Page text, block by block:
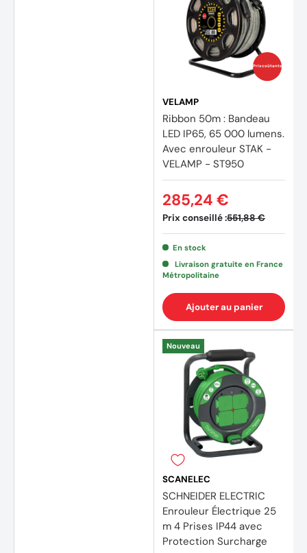
(1
Prix coûtants
VELAMP
Ribbon 50m : Bandeau
LED IP65, 65 000 lumens.
Avec enrouleur STAK -
VELAMP - ST950
Prix conseillé :551,88 €
285,24 €
En stock
Livraison gratuite en France
Métropolitaine
Ajouter au panier
Nouveau
SCANELEC
SCHNEIDER ELECTRIC
Enrouleur Électrique 25
m 4 Prises IP44 avec
Protection Surcharge